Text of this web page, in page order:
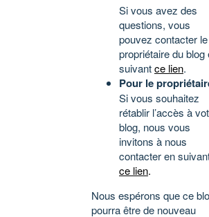
Si vous avez des
questions, vous
pouvez contacter le
propriétaire du blog
suivantce lien.
Pour le
Si vous souhaitez
rétablir l’accès à
blog, nous vous
invitons à nous
contacter en
ce lien.
Nous espérons que ce
pourra être de nouveau